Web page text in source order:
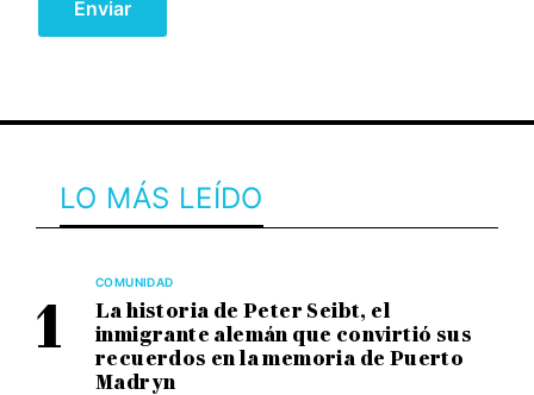
LO MÁS LEÍDO
COMUNIDAD
La historia de Peter Seibt, el
inmigrante alemán que convirtió sus
recuerdos en la memoria de Puerto
Madryn